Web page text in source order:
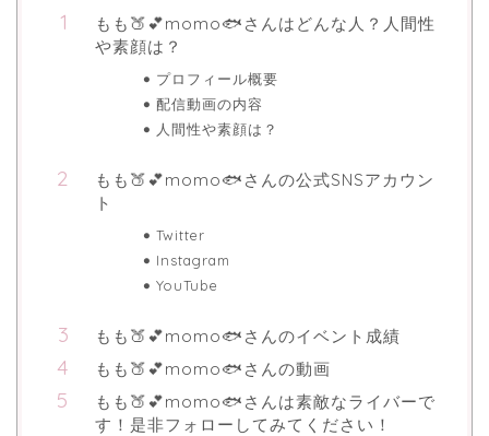
もも🍑💕momo🐟さんはどんな人？人間性
や素顔は？
プロフィール概要
配信動画の内容
人間性や素顔は？
もも🍑💕momo🐟さんの公式SNSアカウン
ト
Twitter
Instagram
YouTube
もも🍑💕momo🐟さんのイベント成績
もも🍑💕momo🐟さんの動画
もも🍑💕momo🐟さんは素敵なライバーで
す！是非フォローしてみてください！